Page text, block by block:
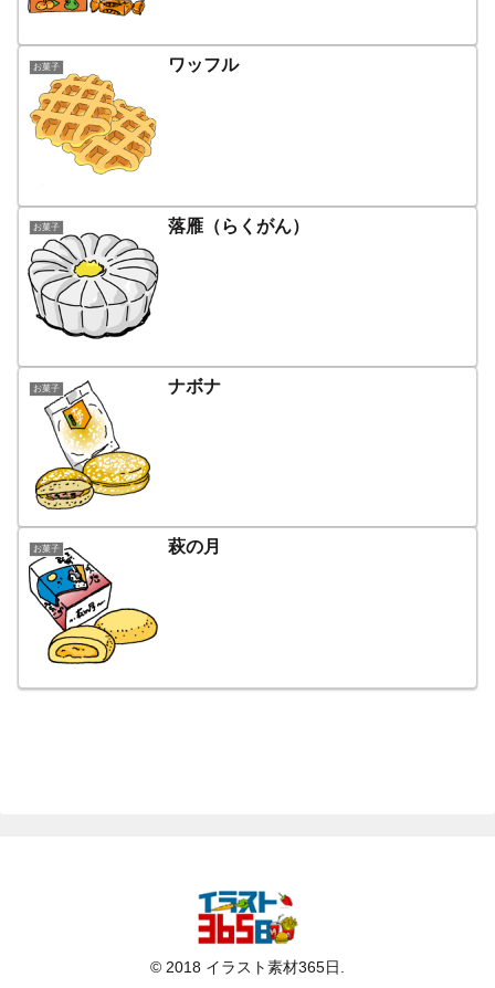
お菓子 ワッフル
お菓子 落雁（らくがん）
お菓子 ナボナ
お菓子 萩の月
© 2018 イラスト素材365日.